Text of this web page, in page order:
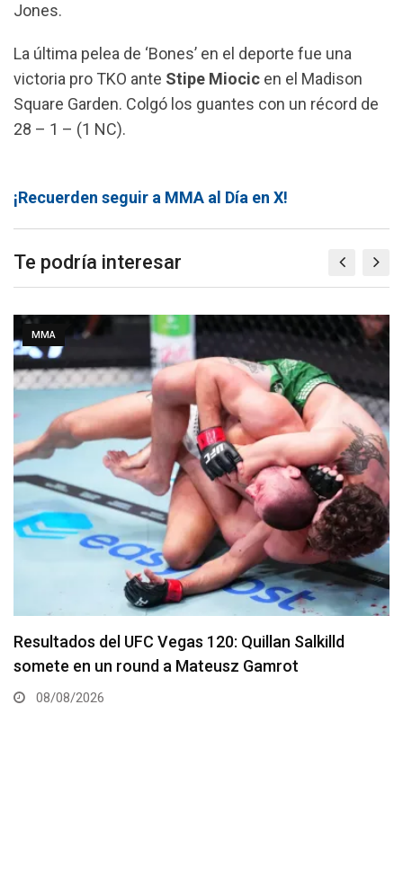
Jones.
La última pelea de ‘Bones’ en el deporte fue una
victoria pro TKO ante Stipe Miocic en el Madison
Square Garden. Colgó los guantes con un récord de
28 – 1 – (1 NC).
¡Recuerden seguir a MMA al Día en X!
Te podría interesar
MMA
Se presenta un nuevo y remodelado UFC Meta
Apex
08/08/2026